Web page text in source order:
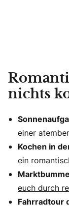
nichts
einer
Kochen in
ein
euch durch
Fahrradtour